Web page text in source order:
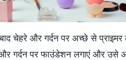
चेहरे और गर्दन पर अच्‍छे से
गर्दन पर फाउंडेशन लगाएं और उसे